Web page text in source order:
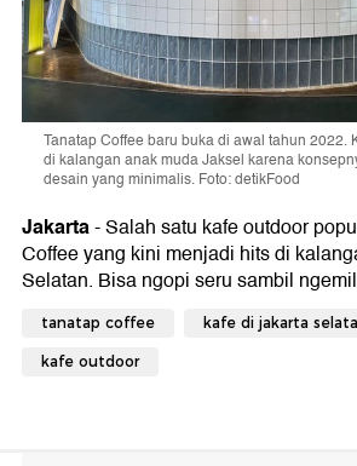
Tanatap Coffee baru buka di awal tahun 2022.
di kalangan anak muda Jaksel karena
desain yang minimalis. Foto: detikFood
Jakarta- Salah satu kafe outdoor
Coffee yang kini menjadi hits di
Selatan. Bisa ngopi seru sambil
tanatap coffee kafe di jakarta
kafe outdoor